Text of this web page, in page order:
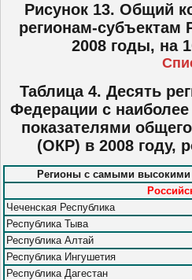
Рисунок 13. Общий
регионам-субъектам
2008 годы, на
Таблица 4. Десять
Федерации с
показателями
(ОКР) в 2008 году,
Регионы с самыми
Чеченская Республика
Республика Тыва
Республика Алтай
Республика Ингушетия
Республика Дагестан